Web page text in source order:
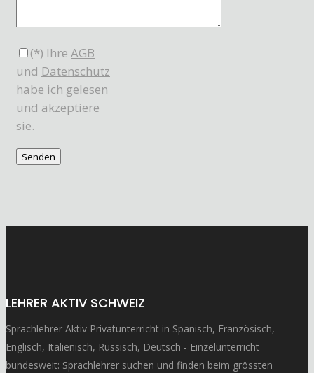
(*) Ihre AGB
und Datenschutz
habe ich gelesen
und akzeptiere
sie.
LEHRER AKTIV SCHWEIZ
Sprachlehrer Aktiv Privatunterricht in Spanisch, Französisch,
Englisch, Italienisch, Russisch, Deutsch - Einzelunterricht
bundesweit: Sprachlehrer suchen und finden beim grössten